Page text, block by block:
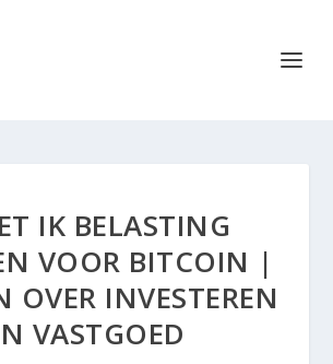
IK BELASTING
VOOR BITCOIN |
OVER INVESTEREN
VASTGOED